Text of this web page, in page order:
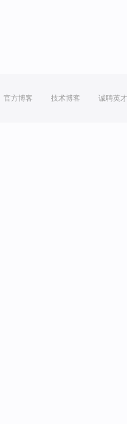
官方博客 技术博客 诚聘英才